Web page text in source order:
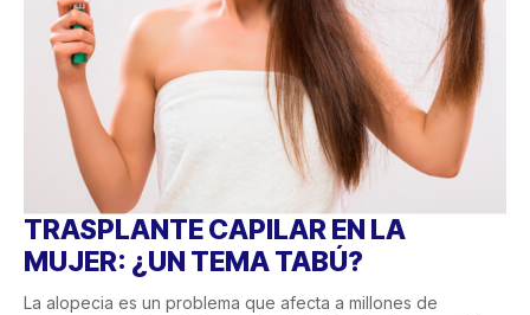
TRASPLANTE CAPILAR EN LA
MUJER: ¿UN TEMA TABÚ?
La alopecia es un problema que afecta a millones de